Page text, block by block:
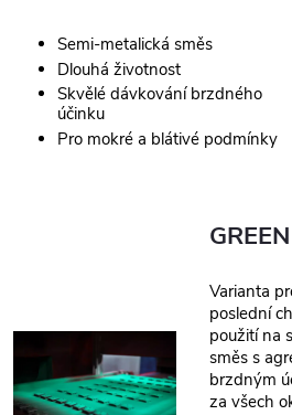
Semi-metalická směs
Dlouhá životnost
Skvělé dávkování brzdného
účinku
Pro mokré a blátivé podmínky
Varianta
poslední
použití na
směs s
brzdným
za všech